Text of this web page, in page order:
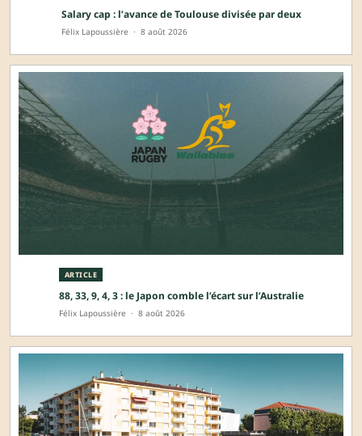
Salary cap : l’avance de Toulouse divisée par deux
Félix Lapoussière · 8 août 2026
ARTICLE
88, 33, 9, 4, 3 : le Japon comble l’écart sur l’Australie
Félix Lapoussière · 8 août 2026